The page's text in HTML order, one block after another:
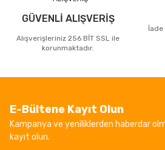
GÜVENLİ ALIŞVERİŞ
Alışverişleriniz 256 BİT SSL ile
korunmaktadır.
İade
E-Bültene Kayıt Olun
Kampanya ve yeniliklerden haberdar
kayıt olun.